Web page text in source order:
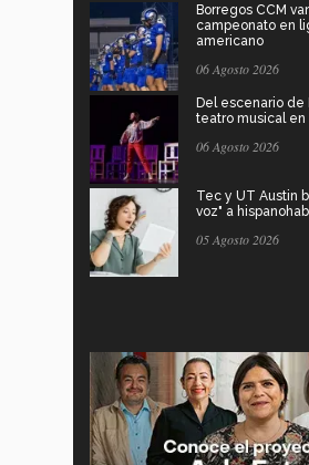
Borregos CCM
campeonato en
americano
06 Agosto 2026
Del escenario de
teatro musical en
06 Agosto 2026
Tec y UT Austin
voz" a
05 Agosto 2026